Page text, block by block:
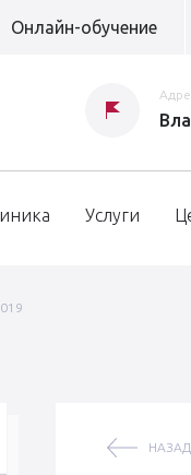
Онлайн-обучение
Услуги
НАЗАД